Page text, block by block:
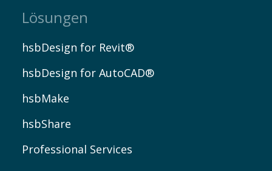
Lösungen
hsbDesign for Revit®
hsbDesign for AutoCAD®
hsbMake
hsbShare
Professional Services